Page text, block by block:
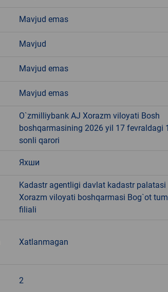
Mavjud emas
Mavjud
Mavjud emas
Mavjud emas
O`zmilliybank AJ Xorazm viloyati Bosh
boshqarmasining 2026 yil 17 fevraldagi
sonli qarori
Яхши
Kadastr agentligi davlat kadastr palatasi
Xorazm viloyati boshqarmasi Bog`ot
filiali
Xatlanmagan
2